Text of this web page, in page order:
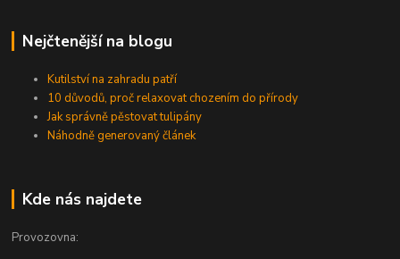
Nejčtenější na blogu
Kutilství na zahradu patří
10 důvodů, proč relaxovat chozením do přírody
Jak správně pěstovat tulipány
Náhodně generovaný článek
Kde nás najdete
Provozovna: